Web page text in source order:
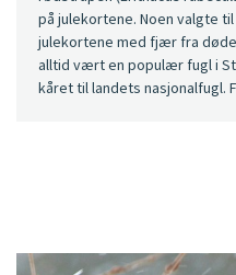
på julekortene. Noen valgte
julekortene med fjær fra
alltid vært en populær fugl i
kåret til landets nasjonalfugl.